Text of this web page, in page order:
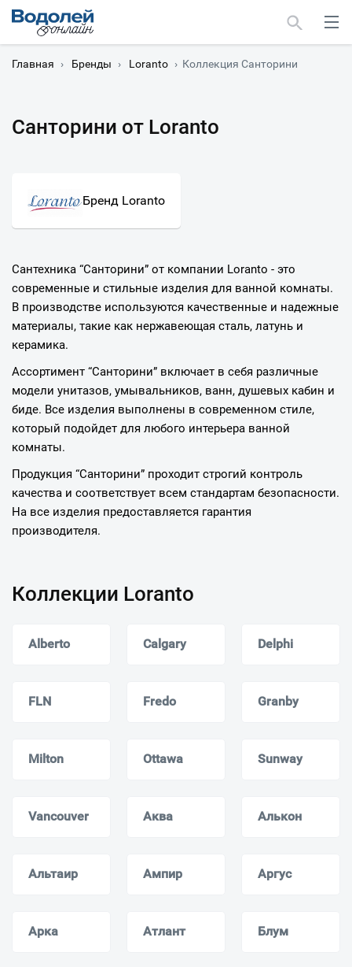
Главная › Бренды › Loranto › Коллекция Санторини
Санторини от Loranto
Бренд Loranto
Сантехника “Санторини” от компании Loranto - это
современные и стильные изделия для ванной комнаты.
В производстве используются качественные и надежные
материалы, такие как нержавеющая сталь, латунь и
керамика.
Ассортимент “Санторини” включает в себя различные
модели унитазов, умывальников, ванн, душевых кабин и
биде. Все изделия выполнены в современном стиле,
который подойдет для любого интерьера ванной
комнаты.
Продукция “Санторини” проходит строгий контроль
качества и соответствует всем стандартам безопасности.
На все изделия предоставляется гарантия
производителя.
Коллекции Loranto
Alberto Calgary Delphi
FLN Fredo Granby
Milton Ottawa Sunway
Vancouver Аква Алькон
Альтаир Ампир Аргус
Арка Атлант Блум